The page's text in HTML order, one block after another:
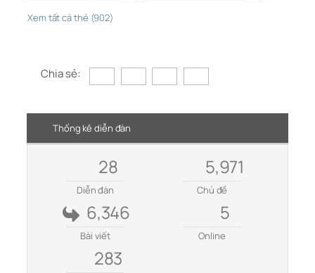
Xem tất cả thẻ (902)
Chia sẻ:
Thống kê diễn đàn
28
Diễn đàn
5,971
Chủ đề
6,346
Bài viết
5
Online
283